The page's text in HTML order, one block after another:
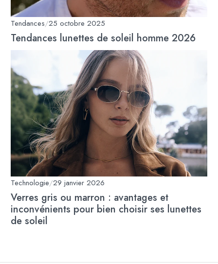
Tendances/25 octobre 2025
Tendances lunettes de soleil homme 2026
Technologie/29 janvier 2026
Verres gris ou marron : avantages et
inconvénients pour bien choisir ses lunettes
de soleil